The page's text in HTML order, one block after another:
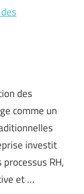
des
comme un
investit
RH,
et …